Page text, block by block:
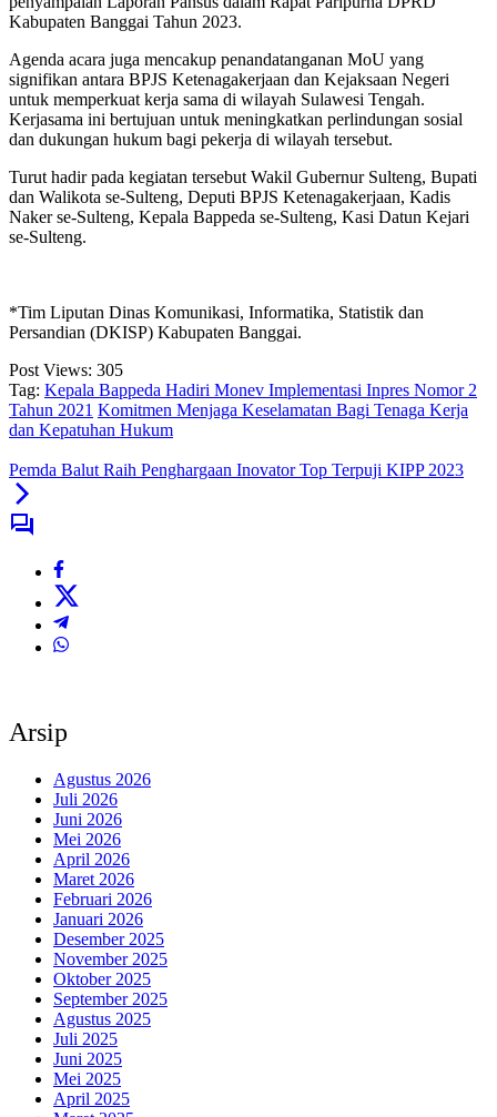
Kabupaten Banggai Tahun 2023.
Agenda acara juga mencakup penandatanganan MoU yang
signifikan antara BPJS Ketenagakerjaan dan Kejaksaan Negeri
untuk memperkuat kerja sama di wilayah Sulawesi Tengah.
Kerjasama ini bertujuan untuk meningkatkan perlindungan sosial
dan dukungan hukum bagi pekerja di wilayah tersebut.
Turut hadir pada kegiatan tersebut Wakil Gubernur Sulteng, Bupati
dan Walikota se-Sulteng, Deputi BPJS Ketenagakerjaan, Kadis
Naker se-Sulteng, Kepala Bappeda se-Sulteng, Kasi Datun Kejari
se-Sulteng.
*Tim Liputan Dinas Komunikasi, Informatika, Statistik dan
Persandian (DKISP) Kabupaten Banggai.
Post Views: 305
Tag: Kepala Bappeda Hadiri Monev Implementasi Inpres Nomor 2
Tahun 2021 Komitmen Menjaga Keselamatan Bagi Tenaga Kerja
dan Kepatuhan Hukum
Pemda Balut Raih Penghargaan Inovator Top Terpuji KIPP 2023
Arsip
Agustus 2026
Juli 2026
Juni 2026
Mei 2026
April 2026
Maret 2026
Februari 2026
Januari 2026
Desember 2025
November 2025
Oktober 2025
September 2025
Agustus 2025
Juli 2025
Juni 2025
Mei 2025
April 2025